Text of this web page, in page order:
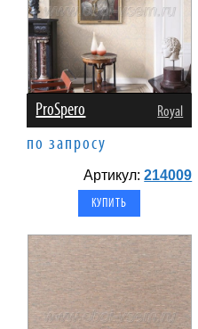
ProSpero Royal
по запросу
Артикул:214009